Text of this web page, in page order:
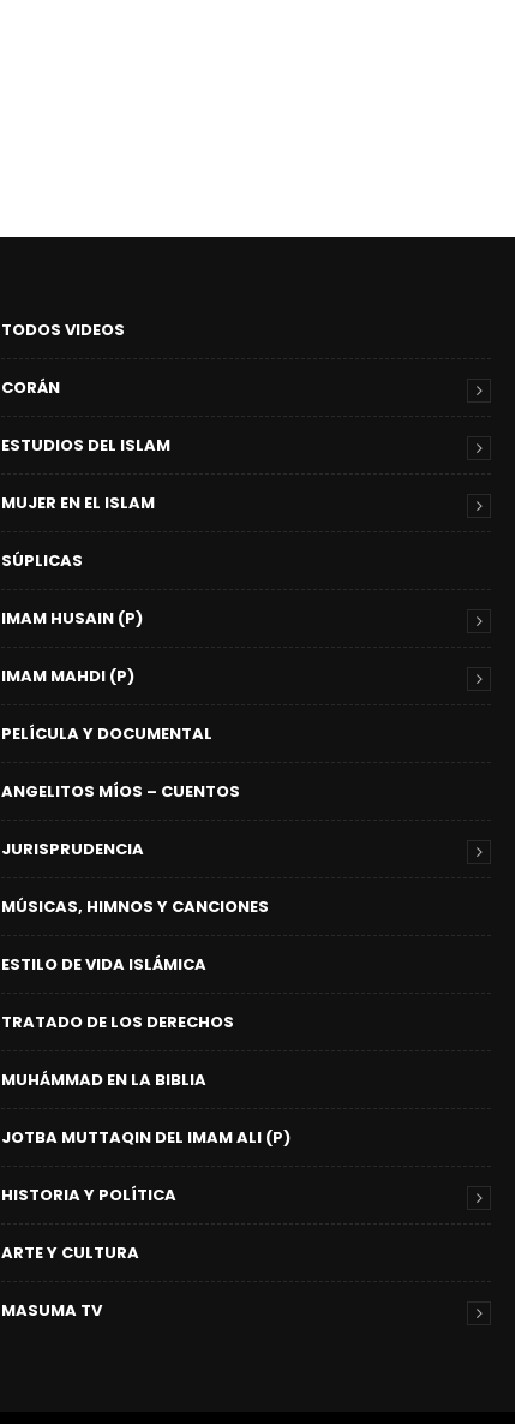
TODOS VIDEOS
CORÁN
ESTUDIOS DEL ISLAM
MUJER EN EL ISLAM
SÚPLICAS
IMAM HUSAIN (P)
IMAM MAHDI (P)
PELÍCULA Y DOCUMENTAL
ANGELITOS MÍOS – CUENTOS
JURISPRUDENCIA
MÚSICAS, HIMNOS Y CANCIONES
ESTILO DE VIDA ISLÁMICA
TRATADO DE LOS DERECHOS
MUHÁMMAD EN LA BIBLIA
JOTBA MUTTAQIN DEL IMAM ALI (P)
HISTORIA Y POLÍTICA
ARTE Y CULTURA
MASUMA TV